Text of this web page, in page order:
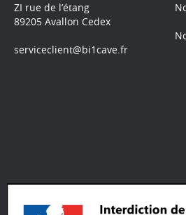
ZI rue de l’étang
89205 Avallon Cedex
serviceclient@bi1cave.fr